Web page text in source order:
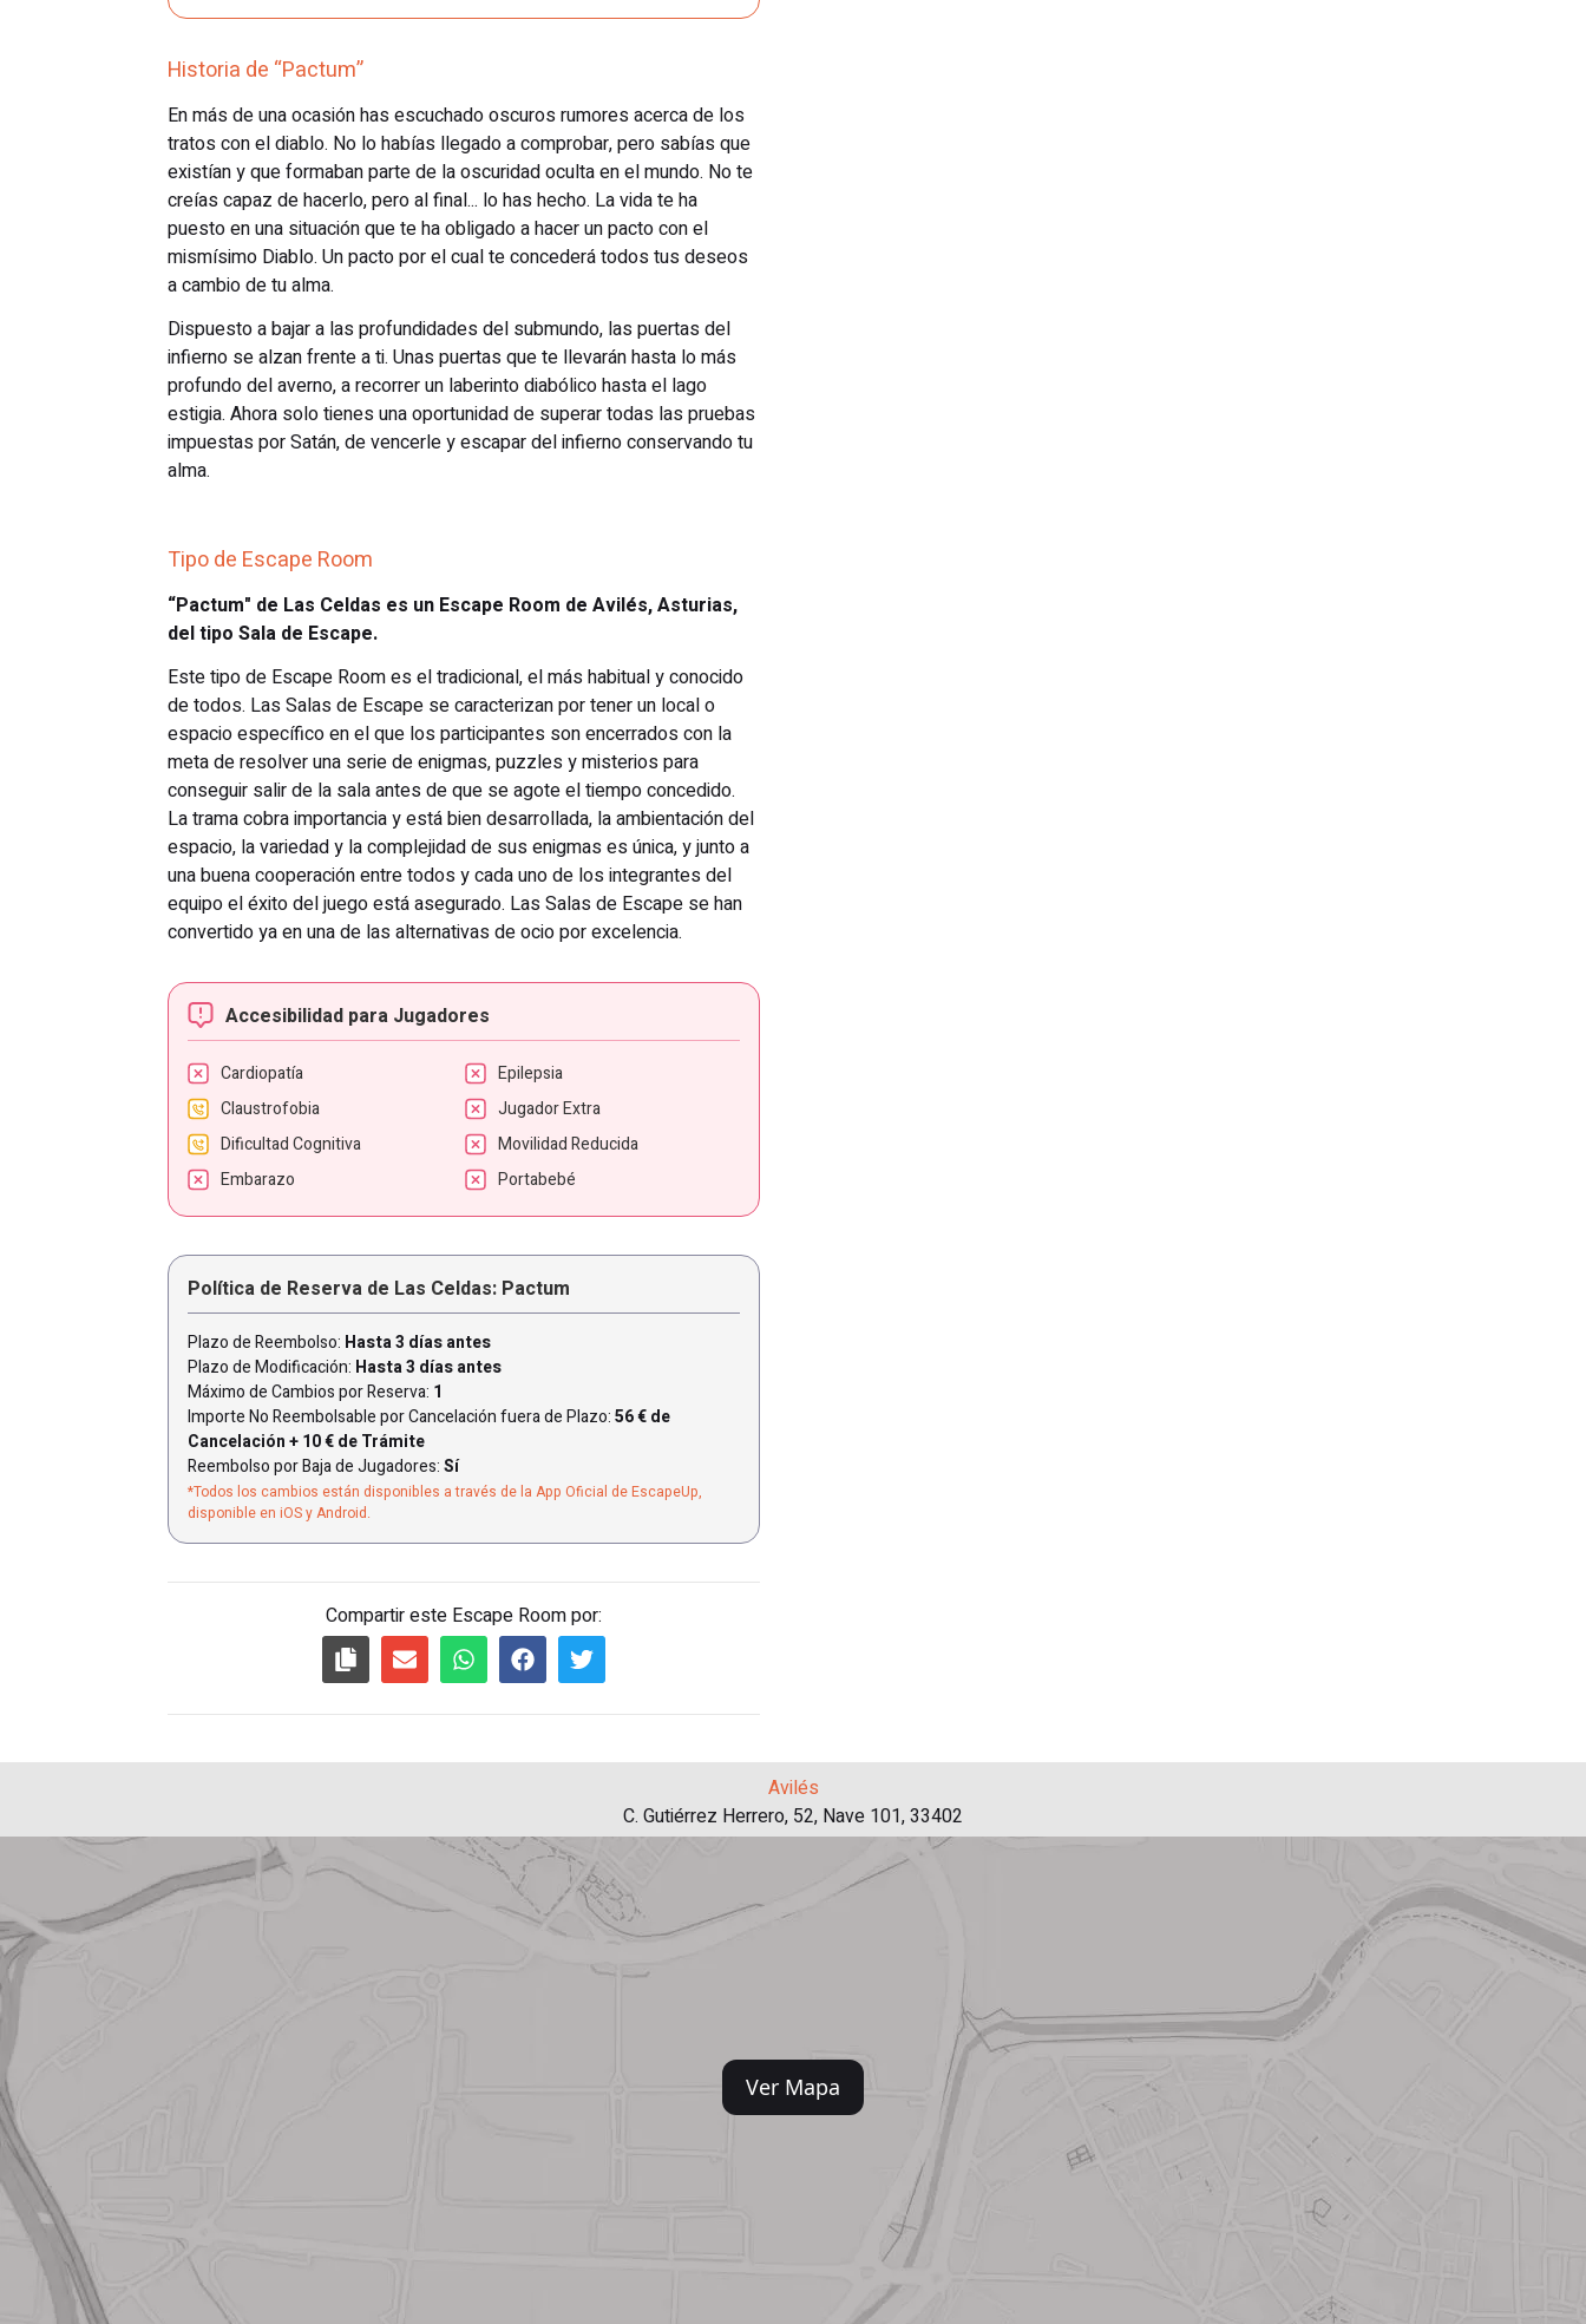
Historia de “Pactum”
En más de una ocasión has escuchado oscuros rumores acerca de los
tratos con el diablo. No lo habías llegado a comprobar, pero sabías que
existían y que formaban parte de la oscuridad oculta en el mundo. No te
creías capaz de hacerlo, pero al final... lo has hecho. La vida te ha
puesto en una situación que te ha obligado a hacer un pacto con el
mismísimo Diablo. Un pacto por el cual te concederá todos tus deseos
a cambio de tu alma.
Dispuesto a bajar a las profundidades del submundo, las puertas del
infierno se alzan frente a ti. Unas puertas que te llevarán hasta lo más
profundo del averno, a recorrer un laberinto diabólico hasta el lago
estigia. Ahora solo tienes una oportunidad de superar todas las pruebas
impuestas por Satán, de vencerle y escapar del infierno conservando tu
alma.
Tipo de Escape Room
“Pactum" de Las Celdas es un Escape Room de Avilés, Asturias,
del tipo Sala de Escape.
Este tipo de Escape Room es el tradicional, el más habitual y conocido
de todos. Las Salas de Escape se caracterizan por tener un local o
espacio específico en el que los participantes son encerrados con la
meta de resolver una serie de enigmas, puzzles y misterios para
conseguir salir de la sala antes de que se agote el tiempo concedido.
La trama cobra importancia y está bien desarrollada, la ambientación del
espacio, la variedad y la complejidad de sus enigmas es única, y junto a
una buena cooperación entre todos y cada uno de los integrantes del
equipo el éxito del juego está asegurado. Las Salas de Escape se han
convertido ya en una de las alternativas de ocio por excelencia.
Accesibilidad para Jugadores
Cardiopatía
Epilepsia
Claustrofobia
Jugador Extra
Dificultad Cognitiva
Movilidad Reducida
Embarazo
Portabebé
Política de Reserva de Las Celdas: Pactum
Plazo de Reembolso: Hasta 3 días antes
Plazo de Modificación: Hasta 3 días antes
Máximo de Cambios por Reserva: 1
Importe No Reembolsable por Cancelación fuera de Plazo: 56 € de
Cancelación + 10 € de Trámite
Reembolso por Baja de Jugadores: Sí
*Todos los cambios están disponibles a través de la App Oficial de EscapeUp,
disponible en iOS y Android.
Compartir este Escape Room por:
Avilés
C. Gutiérrez Herrero, 52, Nave 101, 33402
Ver Mapa